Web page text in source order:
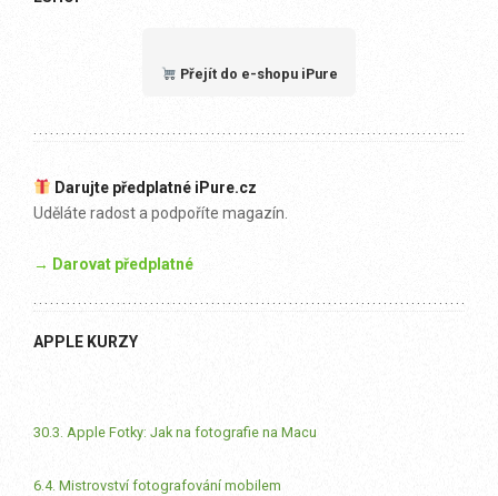
Přejít do e-shopu iPure
Darujte předplatné iPure.cz
Uděláte radost a podpoříte magazín.
→ Darovat předplatné
APPLE KURZY
30.3. Apple Fotky: Jak na fotografie na Macu
6.4. Mistrovství fotografování mobilem